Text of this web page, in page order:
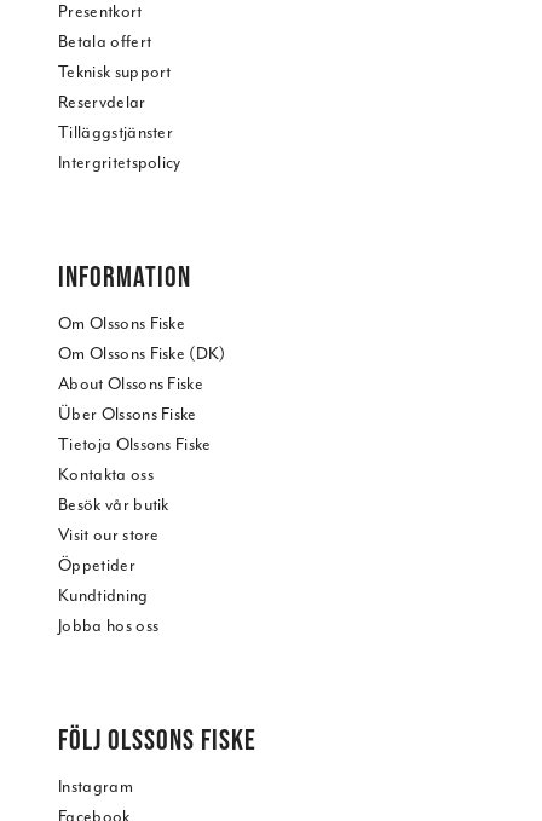
Presentkort
Betala offert
Teknisk support
Reservdelar
Tilläggstjänster
Intergritetspolicy
INFORMATION
Om Olssons Fiske
Om Olssons Fiske (DK)
About Olssons Fiske
Über Olssons Fiske
Tietoja Olssons Fiske
Kontakta oss
Besök vår butik
Visit our store
Öppetider
Kundtidning
Jobba hos oss
FÖLJ OLSSONS FISKE
Instagram